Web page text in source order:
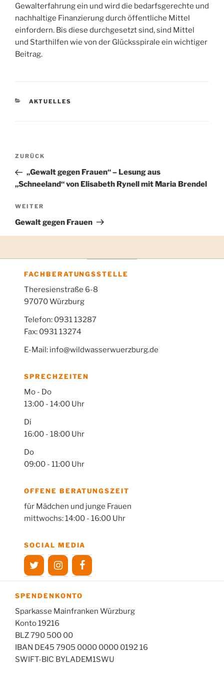
Gewalterfahrung ein und wird die bedarfsgerechte und
nachhaltige Finanzierung durch öffentliche Mittel
einfordern. Bis diese durchgesetzt sind, sind Mittel
und Starthilfen wie von der Glücksspirale ein wichtiger
Beitrag.
KATEGORIEN
AKTUELLES
Beitragsnavigation
Vorheriger
Beitrag
ZURÜCK
„Gewalt gegen Frauen“ – Lesung aus
„Schneeland“ von Elisabeth Rynell mit Maria Brendel
Nächster
Beitrag
WEITER
Gewalt gegen Frauen
FACHBERATUNGSSTELLE
Theresienstraße 6-8
97070 Würzburg
Telefon: 0931 13287
Fax: 0931 13274
E-Mail: info@wildwasserwuerzburg.de
SPRECHZEITEN
Mo - Do
13:00 - 14:00 Uhr
Di
16:00 - 18:00 Uhr
Do
09:00 - 11:00 Uhr
OFFENE BERATUNGSZEIT
für Mädchen und junge Frauen
mittwochs: 14:00 - 16:00 Uhr
SOCIAL MEDIA
SPENDENKONTO
Sparkasse Mainfranken Würzburg
Konto 19216
BLZ 790 500 00
IBAN DE45 7905 0000 0000 0192 16
SWIFT-BIC BYLADEM1SWU